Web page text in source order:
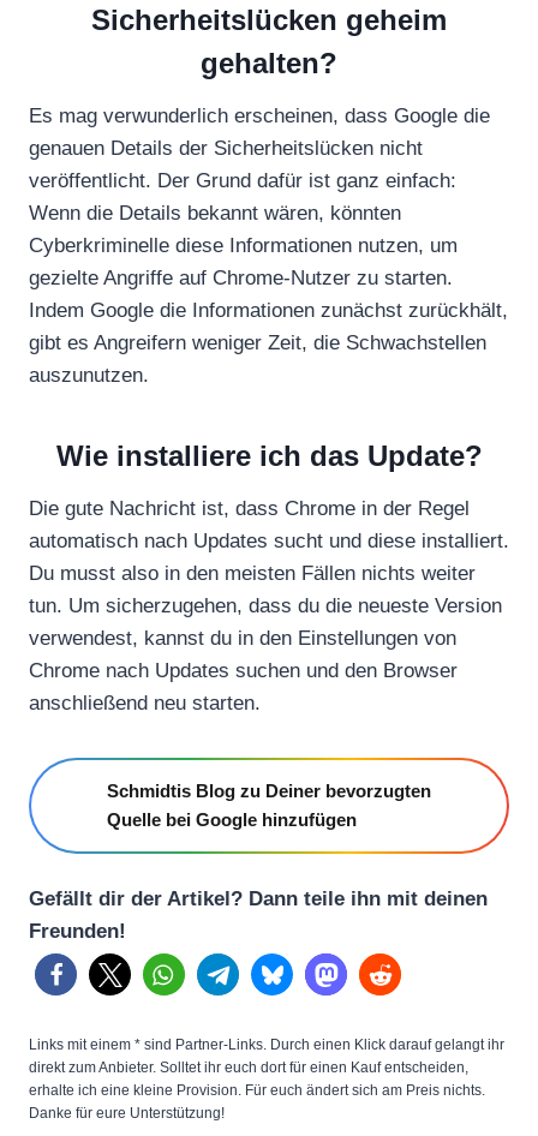
Sicherheitslücken geheim
gehalten?
Es mag verwunderlich erscheinen, dass Google die
genauen Details der Sicherheitslücken nicht
veröffentlicht. Der Grund dafür ist ganz einfach:
Wenn die Details bekannt wären, könnten
Cyberkriminelle diese Informationen nutzen, um
gezielte Angriffe auf Chrome-Nutzer zu starten.
Indem Google die Informationen zunächst zurückhält,
gibt es Angreifern weniger Zeit, die Schwachstellen
auszunutzen.
Wie installiere ich das Update?
Die gute Nachricht ist, dass Chrome in der Regel
automatisch nach Updates sucht und diese installiert.
Du musst also in den meisten Fällen nichts weiter
tun. Um sicherzugehen, dass du die neueste Version
verwendest, kannst du in den Einstellungen von
Chrome nach Updates suchen und den Browser
anschließend neu starten.
Schmidtis Blog zu Deiner bevorzugten
Quelle bei Google hinzufügen
Gefällt dir der Artikel? Dann teile ihn mit deinen
Freunden!
Links mit einem * sind Partner-Links. Durch einen Klick darauf gelangt ihr
direkt zum Anbieter. Solltet ihr euch dort für einen Kauf entscheiden,
erhalte ich eine kleine Provision. Für euch ändert sich am Preis nichts.
Danke für eure Unterstützung!